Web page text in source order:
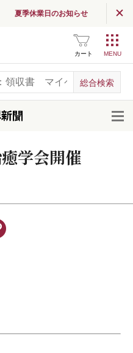
夏季休業日のお知らせ
カート
学会開催